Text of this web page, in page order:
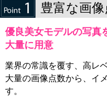
豊富な画
優良美女モデルの写真
大量に用意
業界の常識を覆す、高レ
大量の画像点数から、イ
す。